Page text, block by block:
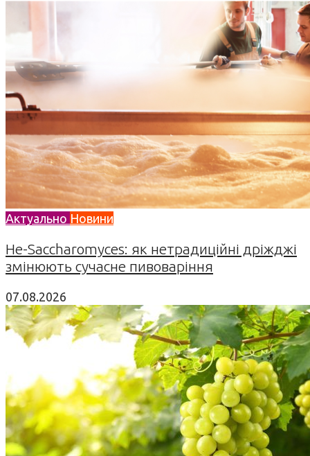
Актуально Новини
Не-Saccharomyces: як нетрадиційні дріжджі
змінюють сучасне пивоваріння
07.08.2026